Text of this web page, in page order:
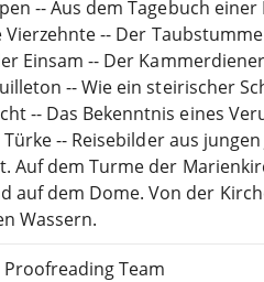
-- Aus dem Tagebuch einer
Vierzehnte -- Der
Einsam -- Der
-- Wie ein steirischer
-- Das Bekenntnis eines
-- Reisebilder aus jungen
Auf dem Turme der
auf dem Dome. Von der
Wassern.
Team